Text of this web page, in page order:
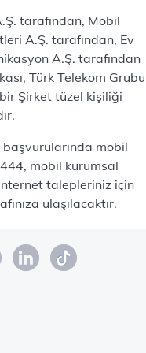
tarafından, Mobil
A.Ş. tarafından, Ev
A.Ş. tarafından
Türk Telekom Grubu
Şirket tüzel kişiliği
mobil
mobil kurumsal
talepleriniz için
ulaşılacaktır.